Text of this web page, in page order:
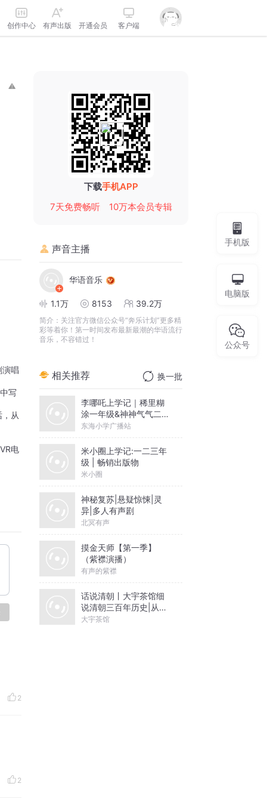
创作中心 有声出版 开通会员 客户端
演唱
写
从
VR电
2
2
下载手机APP
7天免费畅听
10万本会员专辑
声音主播
华语音乐
1.1万 8153 39.2万
简介： 关注官方微信公众号“奔乐计划”更多精
彩等着你！第一时间发布最新最潮的华语流行
音乐，不容错过！
相关推荐 换一批
李哪吒上学记｜稀里糊
涂一年级&神神气气二年
级
东海小学广播站
米小圈上学记:一二三年
级 | 畅销出版物
米小圈
神秘复苏|悬疑惊悚|灵
异|多人有声剧
北冥有声
摸金天师【第一季】
（紫襟演播）
有声的紫襟
话说清朝丨大宇茶馆细
说清朝三百年历史|从努
尔哈赤到末代皇帝溥仪|
大宇茶馆
手机版
电脑版
公众号